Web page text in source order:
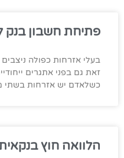
פתיחת חשבון בנק
בעלי אזרחות כפולה
זאת גם בפני אתגרים
כשלאדם יש אזרחות בשתי
הלוואה חוץ